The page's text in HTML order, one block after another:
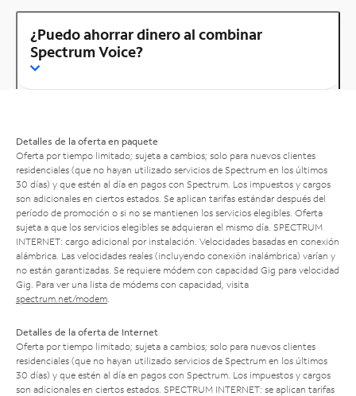
¿Puedo ahorrar dinero al combinar
Spectrum Voice?
Detalles de la oferta en paquete
Oferta por tiempo limitado; sujeta a cambios; solo para nuevos clientes
residenciales (que no hayan utilizado servicios de Spectrum en los últimos
30 días) y que estén al día en pagos con Spectrum. Los impuestos y cargos
son adicionales en ciertos estados. Se aplican tarifas estándar después del
período de promoción o si no se mantienen los servicios elegibles. Oferta
sujeta a que los servicios elegibles se adquieran el mismo día. SPECTRUM
INTERNET: cargo adicional por instalación. Velocidades basadas en conexión
alámbrica. Las velocidades reales (incluyendo conexión inalámbrica) varían y
no están garantizadas. Se requiere módem con capacidad Gig para velocidad
Gig. Para ver una lista de módems con capacidad, visita
spectrum.net/modem
Detalles de la oferta de Internet
Oferta por tiempo limitado; sujeta a cambios; solo para nuevos clientes
residenciales (que no hayan utilizado servicios de Spectrum en los últimos
30 días) y que estén al día en pagos con Spectrum. Los impuestos y cargos
son adicionales en ciertos estados. SPECTRUM INTERNET: se aplican tarifas